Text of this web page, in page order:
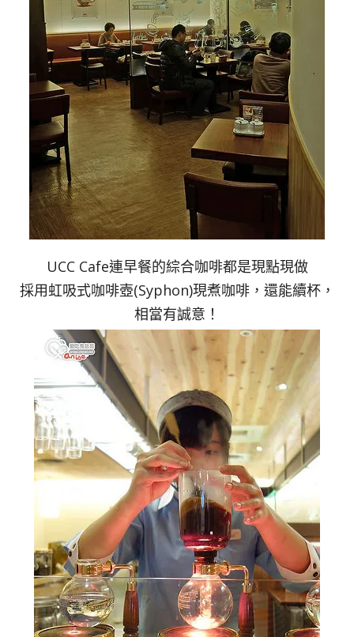
UCC Cafe連早餐的綜合咖啡都是現點現做
採用虹吸式咖啡壺(Syphon)現煮咖啡，還能續杯，
相當有誠意！